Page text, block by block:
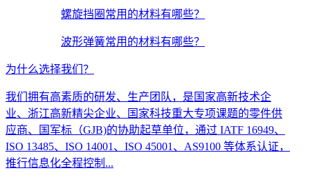
螺旋挡圈常用的材料有哪些？
波形弹簧常用的材料有哪些？
为什么选择我们？
我们拥有高素质的研发、生产团队，是国家高新技术企
业、浙江高新精尖企业、国家科技重大专项课题的零件供
应商、国军标（GJB)的协助起草单位，通过 IATF 16949、
ISO 13485、ISO 14001、ISO 45001、AS9100 等体系认证，
推行信息化全程控制...